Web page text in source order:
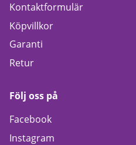
Kontaktformulär
Köpvillkor
Garanti
Retur
Följ oss på
Facebook
Instagram